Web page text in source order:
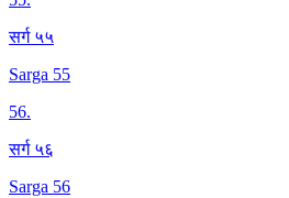
सर्ग ५५
Sarga 55
56.
सर्ग ५६
Sarga 56